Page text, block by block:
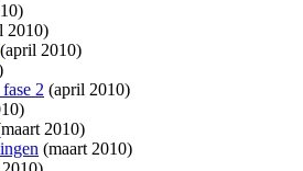
2010)
2010)
2 (april 2010)
2010)
(maart 2010)